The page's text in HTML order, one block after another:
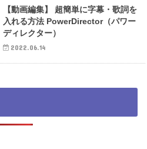
【動画編集】 超簡単に字幕・歌詞を
入れる方法 PowerDirector（パワー
ディレクター）
2022.06.14